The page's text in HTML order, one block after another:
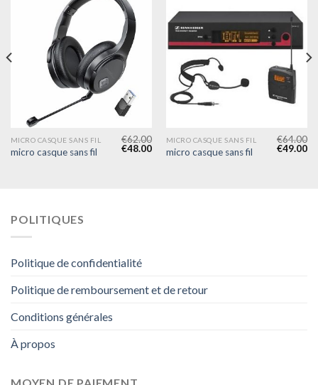
MICRO CASQUE SANS FIL
micro casque sans fil
€62.00
€48.00
MICRO CASQUE SANS FIL
micro casque sans fil
€64.00
€49.00
POLITIQUES
Politique de confidentialité
Politique de remboursement et de retour
Conditions générales
À propos
MOYEN DE PAIEMENT